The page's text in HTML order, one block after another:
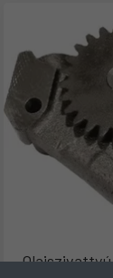
Olajszivattyú